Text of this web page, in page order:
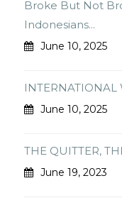
Broke But Not
Indonesians...
June 10, 2025
INTERNATIONAL
June 10, 2025
THE QUITTER,
June 19, 2023